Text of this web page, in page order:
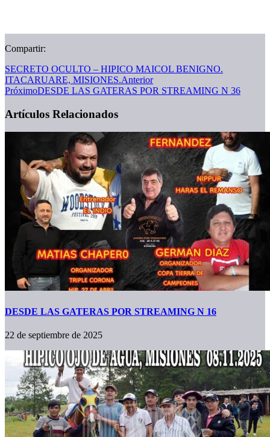
Compartir:
SECRETO OCULTO – HIPICO MAICOL BENIGNO.
ITACARUARE, MISIONES.Anterior
PróximoDESDE LAS GATERAS POR STREAMING N 36
Artículos Relacionados
DESDE LAS GATERAS POR STREAMING N 16
22 de septiembre de 2025